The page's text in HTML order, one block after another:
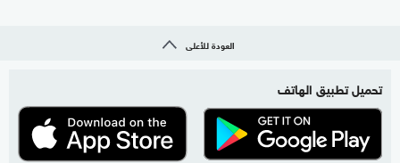
العودة للأعلى
تحميل تطبيق الهاتف